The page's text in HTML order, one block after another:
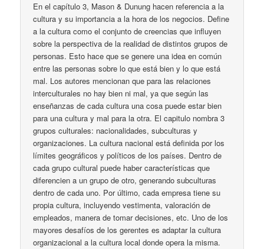
En el capítulo 3, Mason & Dunung hacen referencia a la
cultura y su importancia a la hora de los negocios. Define
a la cultura como el conjunto de creencias que influyen
sobre la perspectiva de la realidad de distintos grupos de
personas. Esto hace que se genere una idea en común
entre las personas sobre lo que está bien y lo que está
mal. Los autores mencionan que para las relaciones
interculturales no hay bien ni mal, ya que según las
enseñanzas de cada cultura una cosa puede estar bien
para una cultura y mal para la otra. El capitulo nombra 3
grupos culturales: nacionalidades, subculturas y
organizaciones. La cultura nacional está definida por los
límites geográficos y políticos de los países. Dentro de
cada grupo cultural puede haber características que
diferencien a un grupo de otro, generando subculturas
dentro de cada uno. Por último, cada empresa tiene su
propia cultura, incluyendo vestimenta, valoración de
empleados, manera de tomar decisiones, etc. Uno de los
mayores desafíos de los gerentes es adaptar la cultura
organizacional a la cultura local donde opera la misma.